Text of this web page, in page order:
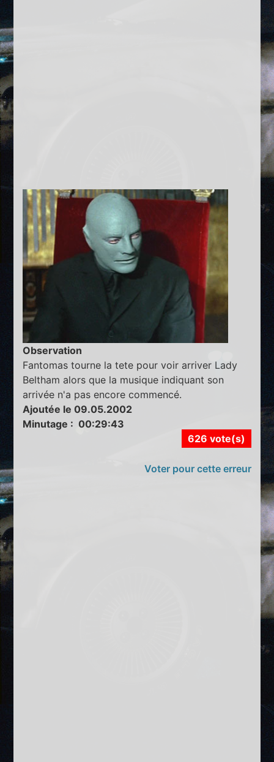
Observation
Fantomas tourne la tete pour voir arriver Lady
Beltham alors que la musique indiquant son
arrivée n'a pas encore commencé.
Ajoutée le 09.05.2002
Minutage : 00:29:43
626 vote(s)
Voter pour cette erreur